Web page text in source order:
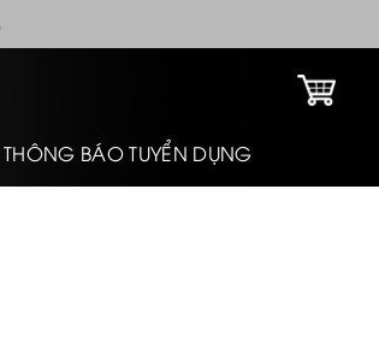
THÔNG BÁO TUYỂN DỤNG